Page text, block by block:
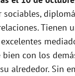
sociables,
Tienen
con los
alrededor. Sin